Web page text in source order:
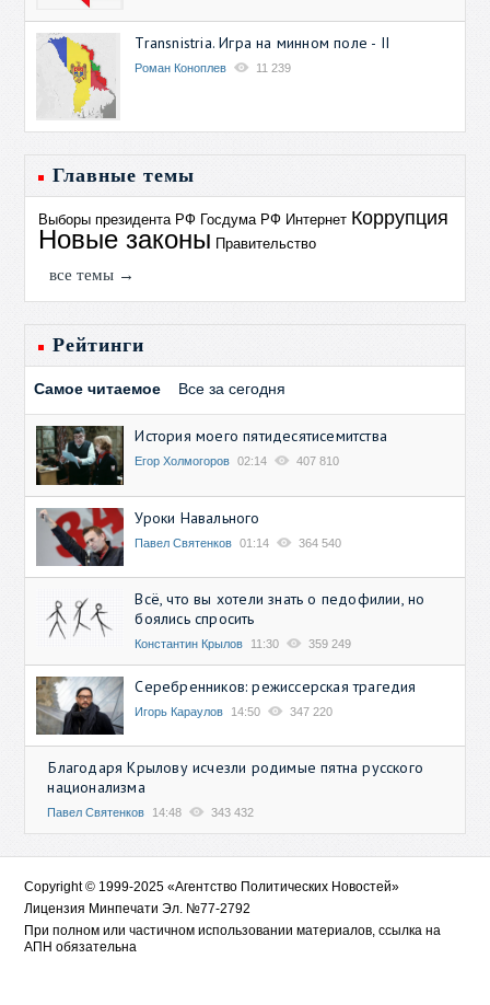
Transnistria. Игра на минном поле - II
Роман Коноплев 11 239
Главные темы
Выборы президента РФ Госдума РФ Интернет Коррупция
Новые законы Правительство
все темы →
Рейтинги
Самое читаемое Все за сегодня
История моего пятидесятисемитства
Егор Холмогоров 02:14 407 810
Уроки Навального
Павел Святенков 01:14 364 540
Всё, что вы хотели знать о педофилии, но
боялись спросить
Константин Крылов 11:30 359 249
Серебренников: режиссерская трагедия
Игорь Караулов 14:50 347 220
Благодаря Крылову исчезли родимые пятна русского
национализма
Павел Святенков 14:48 343 432
Copyright © 1999-2025 «Агентство Политических Новостей»
Лицензия Минпечати Эл. №77-2792
При полном или частичном использовании материалов, ссылка на
АПН обязательна